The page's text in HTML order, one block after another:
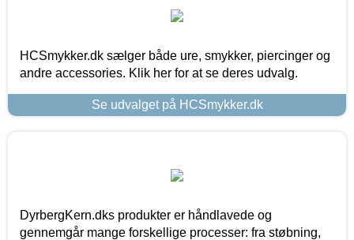
HCSmykker.dk sælger både ure, smykker, piercinger og
andre accessories. Klik her for at se deres udvalg.
Se udvalget på HCSmykker.dk
DyrbergKern.dks produkter er håndlavede og
gennemgår mange forskellige processer: fra støbning,